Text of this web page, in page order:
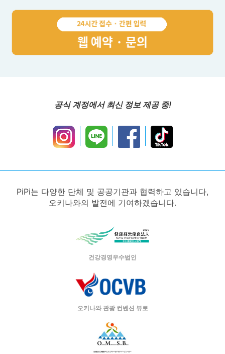
공식 계정에서 최신 정보 제공 중!
PiPi는 다양한 단체 및 공공기관과 협력하고 있습니다,
오키나와의 발전에 기여하겠습니다.
건강경영우수법인
오키나와 관광 컨벤션 뷰로